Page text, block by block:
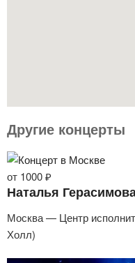
Другие концерты
от 1000 ₽
Наталья
Москва — Центр
Холл)